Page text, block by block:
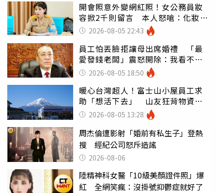
開會照意外變網紅照！女公務員妝
容掀2千則留言 本人怒嗆：化妝有
錯嗎2026-08-05 22:43
員工怕丟臉拒讓母出席婚禮 「最
愛發錢老闆」震怒開除：我看不起
你 2026-08-05 18:50
暖心台灣超人！富士山小屋員工求
助「想活下去」 山友狂背物資上
山：台灣真的是寶島
2026-08-05 13:28
周杰倫遭影射「婚前有私生子」登熱
搜 經紀公司怒斥造謠
2026-08-06
陸精神科女醫「10級美顏證件照」爆
紅 全網笑瘋：沒掛號抑鬱症就好了